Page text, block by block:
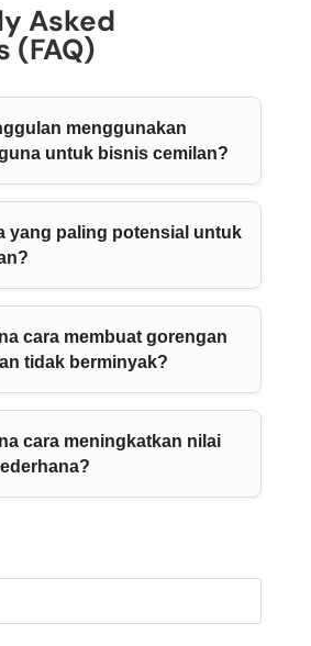
Asked
(FAQ)
menggunakan
untuk bisnis cemilan?
yang paling potensial untuk
cara membuat gorengan
tidak berminyak?
cara meningkatkan nilai